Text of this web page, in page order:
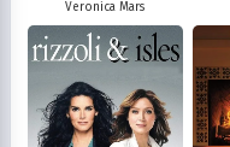
Veronica Mars